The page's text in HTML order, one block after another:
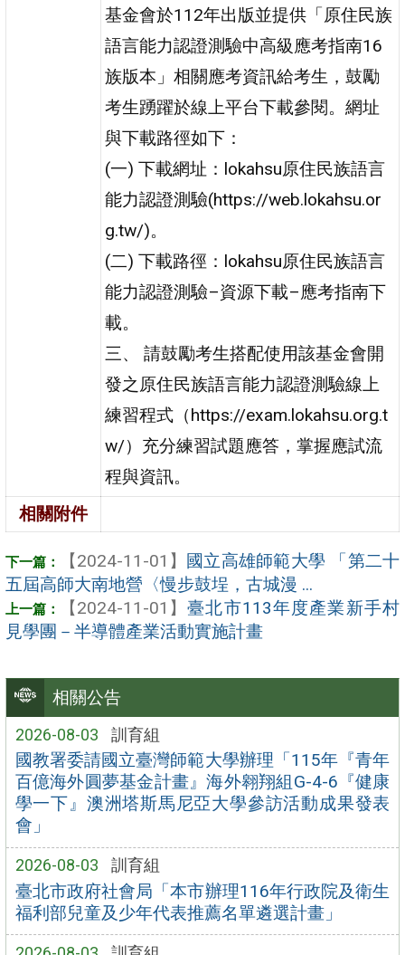
相關公告
2026-08-03 訓育組
國教署委請國立臺灣師範大學辦理「115年『青年
百億海外圓夢基金計畫』海外翱翔組G-4-6『健康
學一下』澳洲塔斯馬尼亞大學參訪活動成果發表
會」
2026-08-03 訓育組
臺北市政府社會局「本市辦理116年行政院及衛生
福利部兒童及少年代表推薦名單遴選計畫」
基金會於112年出版並提供「原住民族
語言能力認證測驗中高級應考指南16
族版本」相關應考資訊給考生，鼓勵
考生踴躍於線上平台下載參閱。網址
與下載路徑如下：
(一) 下載網址：lokahsu原住民族語言
能力認證測驗(https://web.lokahsu.or
g.tw/)。
(二) 下載路徑：lokahsu原住民族語言
能力認證測驗–資源下載–應考指南下
載。
三、 請鼓勵考生搭配使用該基金會開
發之原住民族語言能力認證測驗線上
練習程式（https://exam.lokahsu.org.t
w/）充分練習試題應答，掌握應試流
程與資訊。
相關附件
【2024-11-01】 國立高雄師範大學 「第二十
五屆高師大南地營〈慢步鼓埕，古城漫 ...
【2024-11-01】 臺北市113年度產業新手村
見學團－半導體產業活動實施計畫